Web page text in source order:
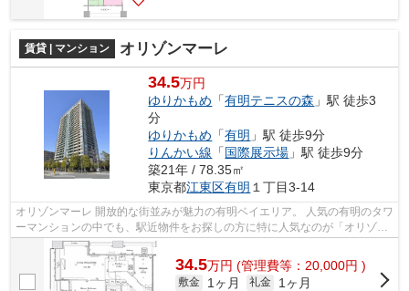
賃貸 | マンション オリゾンマーレ
34.5万円
ゆりかもめ 「有明テニスの森 」駅 徒歩3
分
ゆりかもめ 「有明 」駅 徒歩9分
りんかい線 「国際展示場 」駅 徒歩9分
築21年 / 78.35㎡
東京都江東区有明 １丁目3-14
オリゾンマーレ 開放的な街並みが魅力の有明ベイエリア。 人気の有明のタワ
ーマンションの中でも、駅近物件をお探しの方に特に人気なのが「オリゾン
マーレ」です。 スカイデッキや...
34.5万円 (管理費等：20,000円 )
敷金 1ヶ月 礼金
1ヶ月